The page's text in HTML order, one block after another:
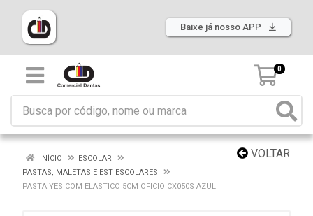
Baixe já nosso APP
0
VOLTAR
INÍCIO
ESCOLAR
PASTAS, MALETAS E EST ESCOLARES
PASTA YES COM ELASTICO 5CM OFICIO CX050S AZUL